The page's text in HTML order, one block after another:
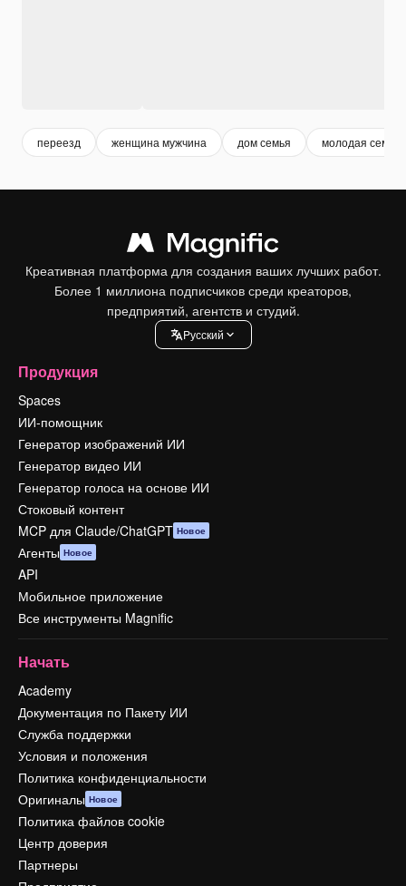
переезд женщина мужчина дом семья молодая семья
Креативная платформа для создания ваших лучших работ.
Более 1 миллиона подписчиков среди креаторов,
предприятий, агентств и студий.
Pусский
Продукция
Spaces
ИИ-помощник
Генератор изображений ИИ
Генератор видео ИИ
Генератор голоса на основе ИИ
Стоковый контент
MCP для Claude/ChatGPT Новое
Агенты Новое
API
Мобильное приложение
Все инструменты Magnific
Начать
Academy
Документация по Пакету ИИ
Служба поддержки
Условия и положения
Политика конфиденциальности
Оригиналы Новое
Политика файлов cookie
Центр доверия
Партнеры